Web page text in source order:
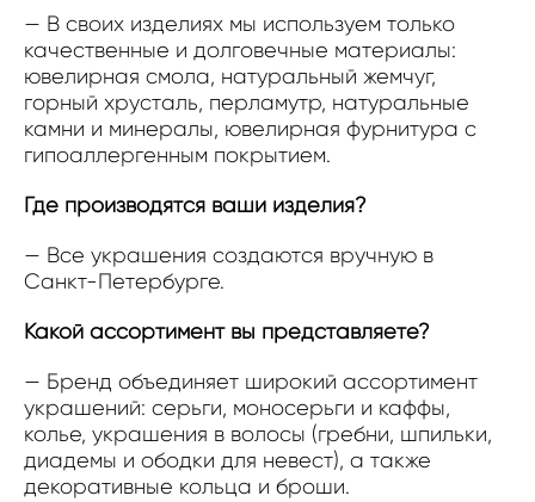
— В своих изделиях мы используем только
качественные и долговечные материалы:
ювелирная смола, натуральный жемчуг,
горный хрусталь, перламутр, натуральные
камни и минералы, ювелирная фурнитура с
гипоаллергенным покрытием.
Где производятся ваши изделия?
— Все украшения создаются вручную в
Санкт-Петербурге.
Какой ассортимент вы представляете?
— Бренд объединяет широкий ассортимент
украшений: серьги, моносерьги и каффы,
колье, украшения в волосы (гребни, шпильки,
диадемы и ободки для невест), а также
декоративные кольца и броши.